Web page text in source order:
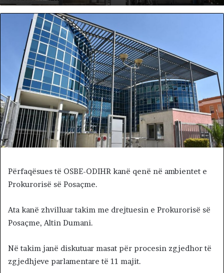
Përfaqësues të OSBE-ODIHR kanë qenë në ambientet e
Prokurorisë së Posaçme.
Ata kanë zhvilluar takim me drejtuesin e Prokurorisë së
Posaçme, Altin Dumani.
Në takim janë diskutuar masat për procesin zgjedhor të
zgjedhjeve parlamentare të 11 majit.